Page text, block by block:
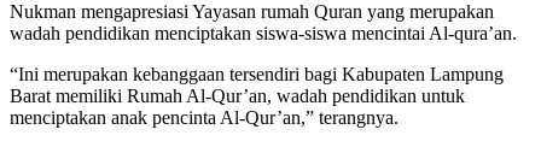
Nukman mengapresiasi Yayasan rumah Quran yang merupakan
wadah pendidikan menciptakan siswa-siswa mencintai Al-qura’an.
“Ini merupakan kebanggaan tersendiri bagi Kabupaten Lampung
Barat memiliki Rumah Al-Qur’an, wadah pendidikan untuk
menciptakan anak pencinta Al-Qur’an,” terangnya.